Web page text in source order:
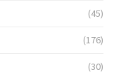
(45)
(176)
(30)